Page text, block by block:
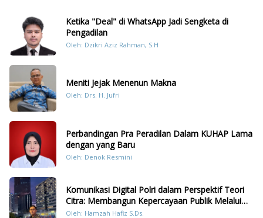
Ketika "Deal" di WhatsApp Jadi Sengketa di
Pengadilan
Oleh: Dzikri Aziz Rahman, S.H
Meniti Jejak Menenun Makna
Oleh: Drs. H. Jufri
Perbandingan Pra Peradilan Dalam KUHAP Lama
dengan yang Baru
Oleh: Denok Resmini
Komunikasi Digital Polri dalam Perspektif Teori
Citra: Membangun Kepercayaan Publik Melalui
Konten Humanis Kesiapsiagaan Bencana di
Oleh: Hamzah Hafiz S.Ds.